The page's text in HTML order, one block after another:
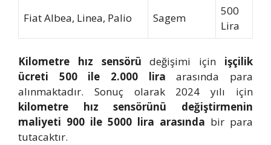
Fiat Albea, Linea, Palio Sagem
500
Lira
Kilometre hız sensörü değişimi için işçilik
ücreti 500 ile 2.000 lira arasında para
alınmaktadır. Sonuç olarak 2024 yılı için
kilometre hız sensörünü değiştirmenin
maliyeti 900 ile 5000 lira arasında bir para
tutacaktır.